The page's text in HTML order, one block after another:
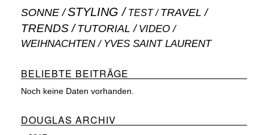
SONNE STYLING TEST TRAVEL
TRENDS TUTORIAL VIDEO
WEIHNACHTEN YVES SAINT LAURENT
BELIEBTE BEITRÄGE
Noch keine Daten vorhanden.
DOUGLAS ARCHIV